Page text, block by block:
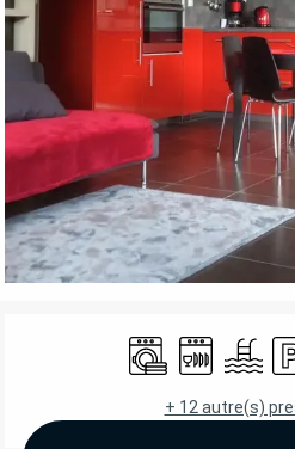
OUVERTURE ET
Lave lingeLave vaisselle
Piscine
+ 12 autre(s)